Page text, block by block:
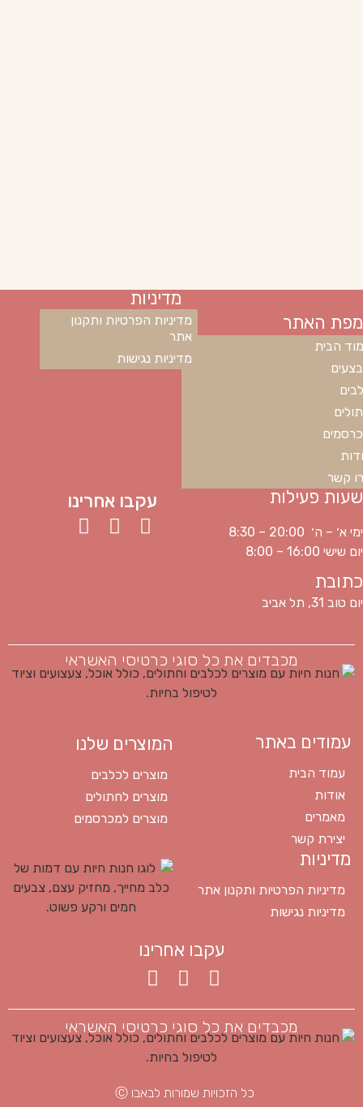
מפת האתר
הבית
קשר
מדיניות
מדיניות הפרטיות ותקנון
אתר
מדיניות נגישות
שעות פעילות
ימי א׳ – ה׳ 20:00 – 8:30
יום שישי 16:00 – 8:00
כתובת
יום טוב 31, תל אביב
עקבו אחרינו
מכבדים את כל סוגי כרטיסי האשראי
עמודים באתר
עמוד הבית
אודות
מאמרים
יצירת קשר
המוצרים שלנו
מוצרים לכלבים
מוצרים לחתולים
מוצרים למכרסמים
מדיניות
מדיניות הפרטיות ותקנון אתר
מדיניות נגישות
עקבו אחרינו
מכבדים את כל סוגי כרטיסי האשראי
כל הזכויות שמורות לבאבו Ⓒ